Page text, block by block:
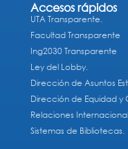
Accesos rápidos
UTA Transparente.
Facultad Transparente
Ing2030 Transparente
Ley del Lobby.
Dirección de Asuntos
Dirección de Equidad y
Relaciones
Sistemas de Bibliotecas.